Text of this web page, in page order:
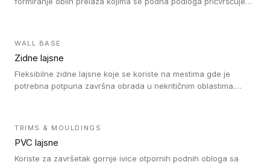
WALL BASE
Zidne lajsne
Fleksibilne zidne lajsne koje se koriste na mestima gde je
potrebna potpuna završna obrada u nekritičnim oblastima.
TRIMS & MOULDINGS
PVC lajsne
Koriste za završetak gornje ivice otpornih podnih obloga sa